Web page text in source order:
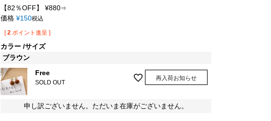
【82％OFF】 ¥880⇒
価格 ¥150税込
[ 2 ポイント進呈 ]
カラー サイズ
ブラウン
Free
SOLD OUT
再入荷お知らせ
申し訳ございません。ただいま在庫がございません。